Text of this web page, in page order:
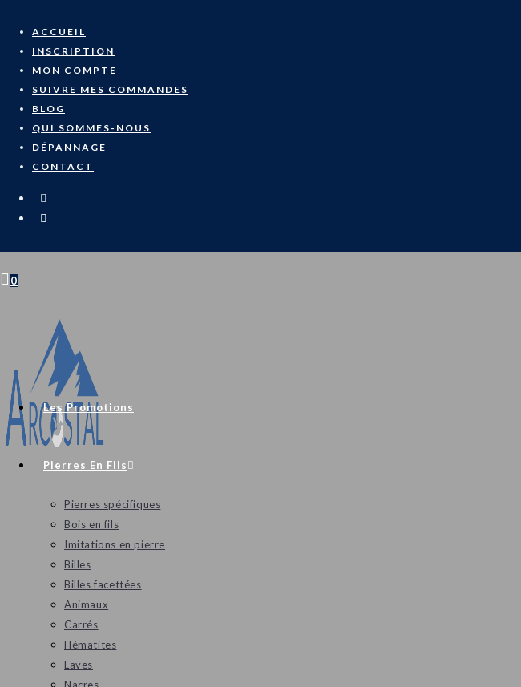
content
ACCUEIL
INSCRIPTION
MON COMPTE
SUIVRE MES COMMANDES
BLOG
QUI SOMMES-NOUS
DÉPANNAGE
CONTACT
0
Les Promotions
Pierres En Fils
Pierres spécifiques
Bois en fils
Imitations en pierre
Billes
Billes facettées
Animaux
Carrés
Hématites
Laves